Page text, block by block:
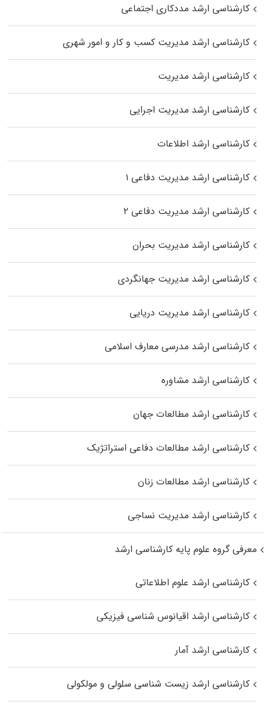
کارشناسی ارشد مددکاری اجتماعی
کارشناسی ارشد مدیریت کسب و کار و امور شهری
کارشناسی ارشد مدیریت
کارشناسی ارشد مدیریت اجرایی
کارشناسی ارشد اطلاعات
کارشناسی ارشد مدیریت دفاعی ۱
کارشناسی ارشد مدیریت دفاعی ۲
کارشناسی ارشد مدیریت بحران
کارشناسی ارشد مدیریت جهانگردی
کارشناسی ارشد مدیریت دریایی
کارشناسی ارشد مدرسی معارف اسلامی
کارشناسی ارشد مشاوره
کارشناسی ارشد مطالعات جهان
کارشناسی ارشد مطالعات دفاعی استراتژیک
کارشناسی ارشد مطالعات زنان
کارشناسی ارشد مدیریت نساجی
معرفی گروه علوم پایه کارشناسی ارشد
کارشناسی ارشد علوم اطلاعاتی
کارشناسی ارشد اقیانوس‌ شناسی فیزیکی
کارشناسی ارشد آمار
کارشناسی ارشد زیست شناسی سلولی و مولکولی